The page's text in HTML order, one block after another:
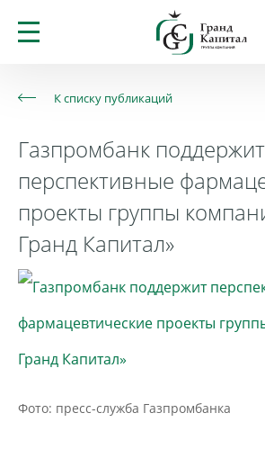
К списку публикаций
Газпромбанк поддержит
перспективные
проекты группы
Гранд Капитал»
Фото: пресс-служба Газпромбанка